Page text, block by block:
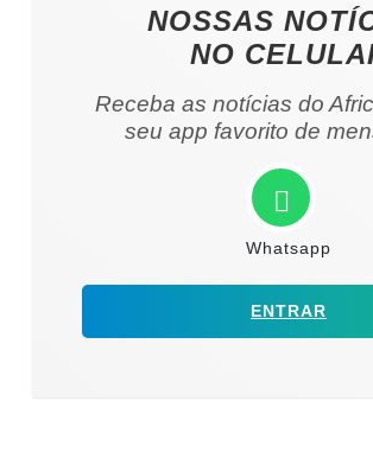
NOSSAS
NO
Receba as notícias do
seu app favorito de
Whatsapp
ENTRAR